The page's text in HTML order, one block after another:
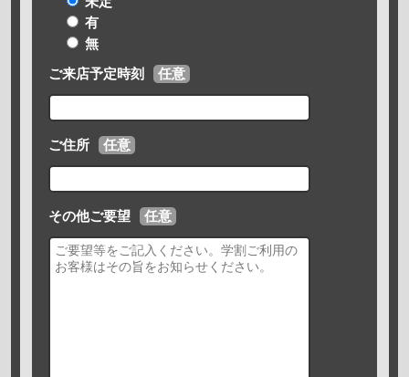
有
無
ご来店予定時刻 任意
ご住所 任意
その他ご要望 任意